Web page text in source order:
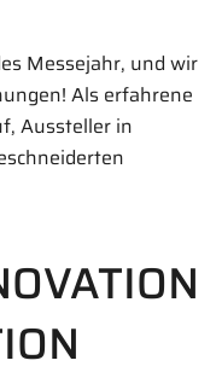
Messejahr, und wir
Als erfahrene
Aussteller in